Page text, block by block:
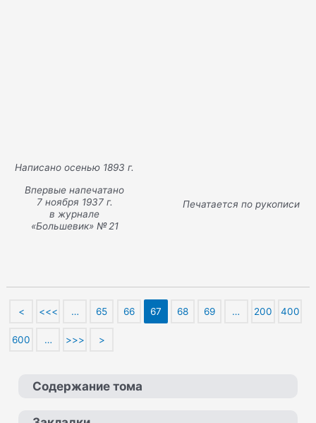
Написано осенью 1893 г.
Впервые напечатано
7 ноября 1937 г.
в журнале
«Большевик» № 21
Печатается по рукописи
< <<< … 65 66 67 68 69 … 200 400
600 … >>> >
Содержание тома